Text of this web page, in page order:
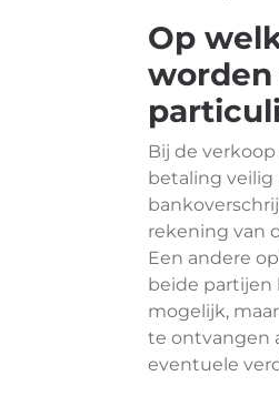
Op
worden
Bij de
betaling veilig
rekening van
Een andere
beide partijen
mogelijk,
te ontvangen
eventuele